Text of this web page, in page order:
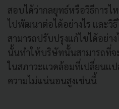
สอบได้ว่ากลยุทธ์หรือวิธีการ
ไปพัฒนาต่อได้อย่างไร และวิ
สามารถปรับปรุงแก้ไขได้อย่าง
นั้นทำให้บริษัทนั้นสามารถที่จ
ในสภาวะแวดล้อมที่เปลี่ยนแป
ความไม่แน่นอนสูงเช่นนี้